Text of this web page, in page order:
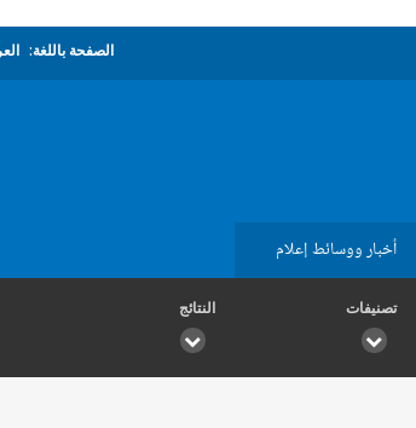
الصفحة باللغة:
أخبار ووسائط إعلام
تصنيفات النتائج